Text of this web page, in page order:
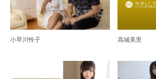
小早川怜子 高城美里